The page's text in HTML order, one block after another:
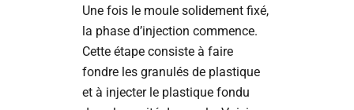
Une fois le moule solidement fixé,
la phase d’injection commence.
Cette étape consiste à faire
fondre les granulés de plastique
et à injecter le plastique fondu